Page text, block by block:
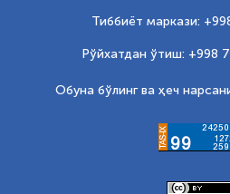
Тиббиёт маркази:
Рўйхатдан ўтиш: +998
Обуна бўлинг ва ҳеч